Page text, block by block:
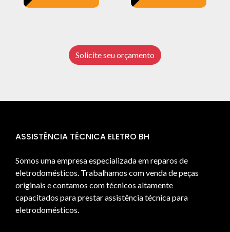
Solicite seu orçamento
ASSISTÊNCIA TÉCNICA ELETRO BH
Somos uma empresa especializada em reparos de
eletrodomésticos. Trabalhamos com venda de peças
originais e contamos com técnicos altamente
capacitados para prestar assistência técnica para
eletrodomésticos.